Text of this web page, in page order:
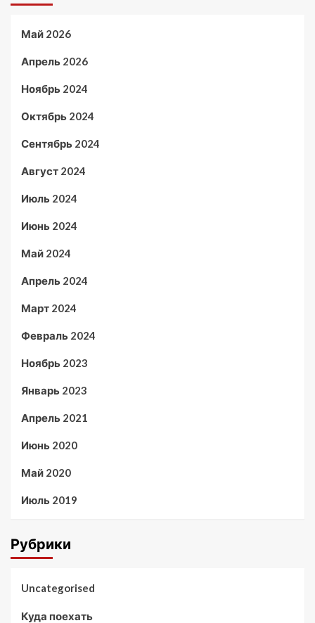
Май 2026
Апрель 2026
Ноябрь 2024
Октябрь 2024
Сентябрь 2024
Август 2024
Июль 2024
Июнь 2024
Май 2024
Апрель 2024
Март 2024
Февраль 2024
Ноябрь 2023
Январь 2023
Апрель 2021
Июнь 2020
Май 2020
Июль 2019
Рубрики
Uncategorised
Куда поехать